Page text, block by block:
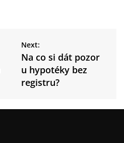
Next:
Na co si dát pozor
u hypotéky bez
registru?